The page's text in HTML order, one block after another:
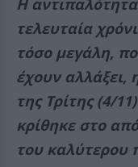
Η
τελευταία
τόσο μεγάλη,
έχουν αλλάξει,
της Τρίτης (4/
κρίθηκε στο
του καλύτερου